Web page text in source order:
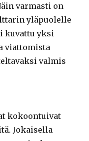
varmasti on
yläpuolelle
kuvattu yksi
viattomista
valmis
kokoontuivat
Jokaisella